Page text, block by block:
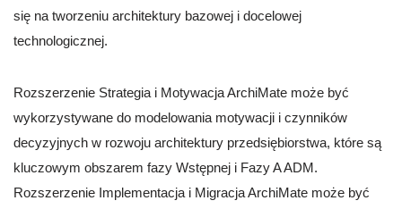
się na tworzeniu architektury bazowej i docelowej
technologicznej.
Rozszerzenie Strategia i Motywacja ArchiMate może być
wykorzystywane do modelowania motywacji i czynników
decyzyjnych w rozwoju architektury przedsiębiorstwa, które są
kluczowym obszarem fazy Wstępnej i Fazy A ADM.
Rozszerzenie Implementacja i Migracja ArchiMate może być